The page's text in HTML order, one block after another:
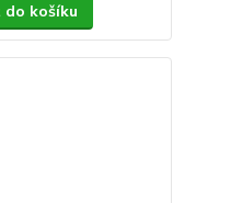
do košíku